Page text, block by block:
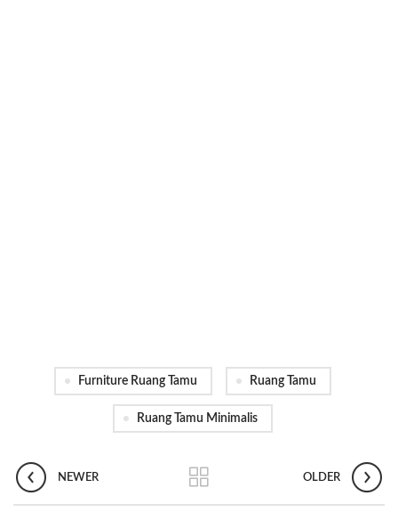
Furniture Ruang Tamu Ruang Tamu
Ruang Tamu Minimalis
NEWER OLDER